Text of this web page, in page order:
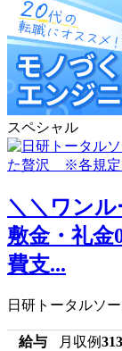
スペシャル
＼＼ワン
敷金・礼金
費支...
日研トータルソ
給与 月収例